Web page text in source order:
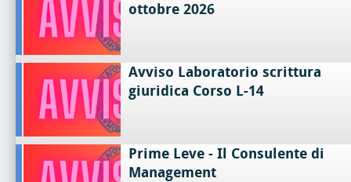
ottobre 2026
Avviso Laboratorio scrittura
giuridica Corso L-14
Prime Leve - Il Consulente di
Management